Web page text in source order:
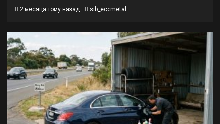
2 месяца тому назад sib_ecometal